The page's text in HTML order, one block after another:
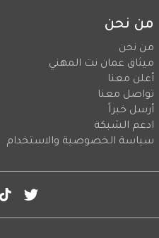
من نحن
من نحن
ميثاق عمان نت المهني
أعلن معنا
تواصل معنا
أرسل خبراً
ادعم الشبكة
سياسة الخصوصية والاستخدام